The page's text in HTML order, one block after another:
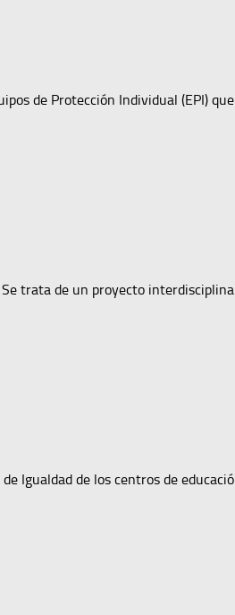
de Protección Individual (EPI)
trata de un proyecto
Igualdad de los centros de